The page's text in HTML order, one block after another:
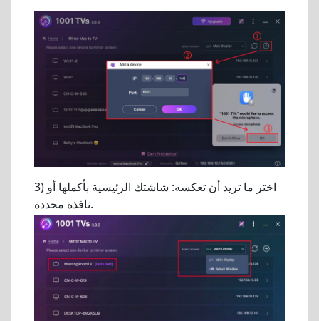
3) اختر ما تريد أن تعكسه: شاشتك الرئيسية بأكملها أو
نافذة محددة.